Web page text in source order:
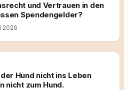
und Vertrauen in den
Spendengelder?
2026
Hund nicht ins Leben
nicht zum Hund.